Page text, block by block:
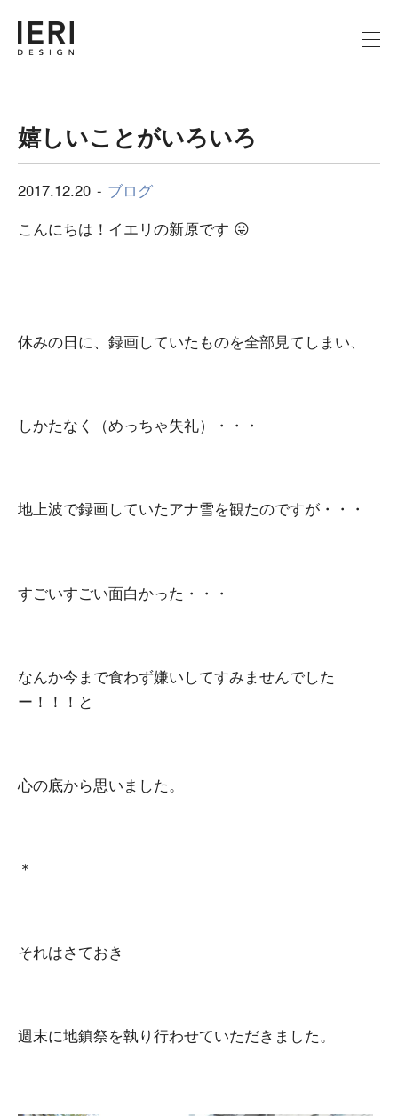
嬉しいことがいろいろ
2017.12.20
ブログ
こんにちは！イエリの新原です 😛
休みの日に、録画していたものを全部見てしまい、
しかたなく（めっちゃ失礼）・・・
地上波で録画していたアナ雪を観たのですが・・・
すごいすごい面白かった・・・
なんか今まで食わず嫌いしてすみませんでした
ー！！！と
心の底から思いました。
＊
それはさておき
週末に地鎮祭を執り行わせていただきました。